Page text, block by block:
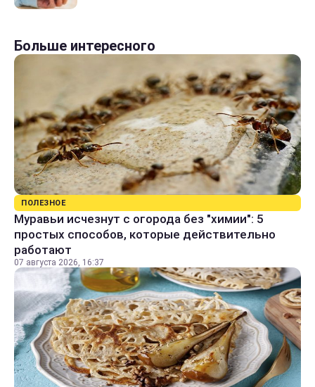
Больше интересного
ПОЛЕЗНОЕ
Муравьи исчезнут с огорода без "химии": 5
простых способов, которые действительно
работают
07 августа 2026, 16:37